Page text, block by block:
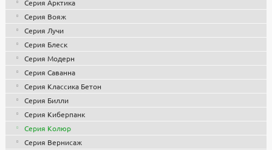
телефону8-495-119-74-96
zakaz@stounhenge.ru
Низкая цена на парковую, садовую и уличную мебель, МАФ
обусловлена собственным производством и большими
объемами, что позволило снизить себестоимость продукции.
Все изделия проходят контроль качества, используются
сертифицированные комплектующие и материалы. Гарантия
1 год.
Серия Арктика
Серия Вояж
Серия Лучи
Серия Блеск
Серия Модерн
Серия Саванна
Серия Классика Бетон
Серия Билли
Серия Киберпанк
Серия Колюр
Серия Вернисаж